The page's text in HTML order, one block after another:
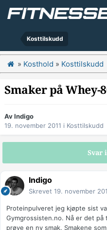
Kosttilskudd
» Kosthold » Kosttilskudd
Smaker på Whey-
AvIndigo
19. november 2011 i Kosttilskudd
Svar
Indigo
Skrevet 19. november
Proteinpulveret jeg kjøpte sist
Gymgrossisten.no. Nå er det
prøve en ny smak. Smakene